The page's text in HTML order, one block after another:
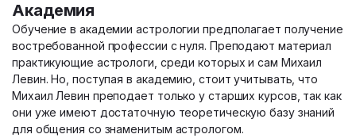
Академия
Обучение в академии астрологии предполагает получение
востребованной профессии с нуля. Преподают материал
практикующие астрологи, среди которых и сам Михаил
Левин. Но, поступая в академию, стоит учитывать, что
Михаил Левин преподает только у старших курсов, так как
они уже имеют достаточную теоретическую базу знаний
для общения со знаменитым астрологом.